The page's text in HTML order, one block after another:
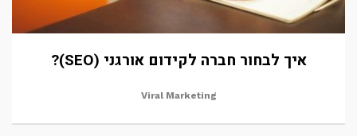
איך לבחור חברה לקידום אורגני (SEO)?
Viral Marketing